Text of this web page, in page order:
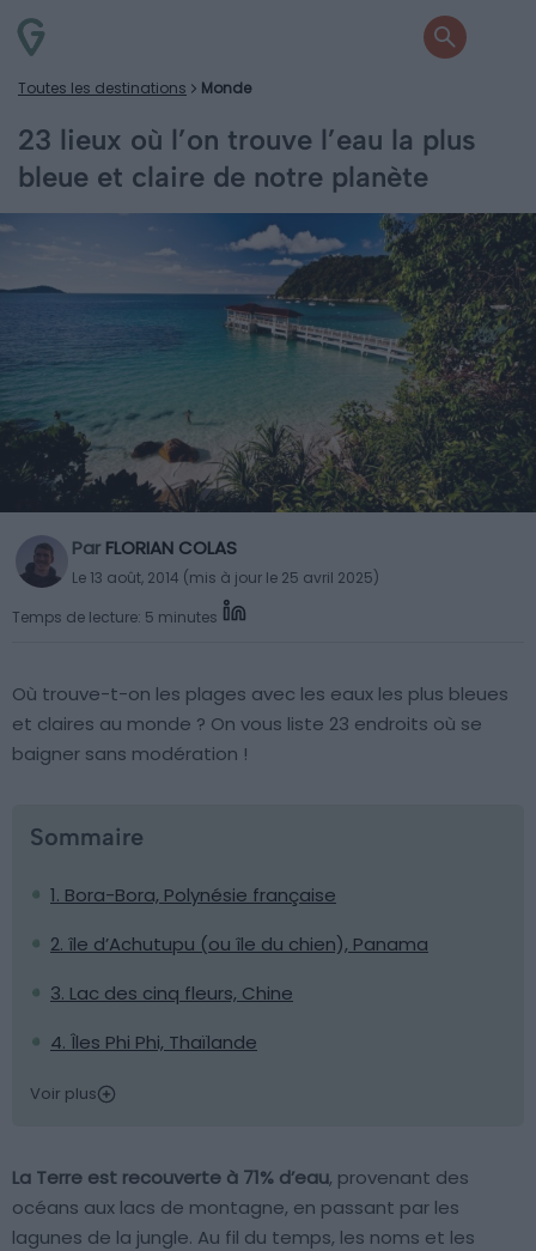
Toutes les destinations Monde
23 lieux où l’on trouve l’eau la plus
bleue et claire de notre planète
Par FLORIAN COLAS
Le 13 août, 2014 (mis à jour le 25 avril 2025)
Temps de lecture: 5 minutes
Où trouve-t-on les plages avec les eaux les plus bleues
et claires au monde ? On vous liste 23 endroits où se
baigner sans modération !
Sommaire
1. Bora-Bora, Polynésie française
2. île d’Achutupu (ou île du chien), Panama
3. Lac des cinq fleurs, Chine
4. Îles Phi Phi, Thaïlande
Voir plus
La Terre est recouverte à 71% d’eau, provenant des
océans aux lacs de montagne, en passant par les
lagunes de la jungle. Au fil du temps, les noms et les